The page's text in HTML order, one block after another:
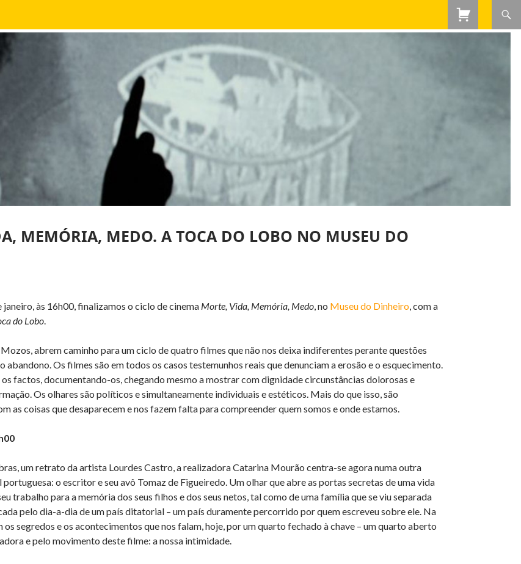
MEMÓRIA, MEDO. A TOCA DO LOBO NO MUSEU DO
às 16h00, finalizamos o ciclo de cinema Morte, Vida, Memória, Medo, no Museu do Dinheiro, com a
do Lobo.
abrem caminho para um ciclo de quatro filmes que não nos deixa indiferentes perante questões
abandono. Os filmes são em todos os casos testemunhos reais que denunciam a erosão e o esquecimento.
factos, documentando-os, chegando mesmo a mostrar com dignidade circunstâncias dolorosas e
Os olhares são políticos e simultaneamente individuais e estéticos. Mais do que isso, são
as coisas que desaparecem e nos fazem falta para compreender quem somos e onde estamos.
um retrato da artista Lourdes Castro, a realizadora Catarina Mourão centra-se agora numa outra
o escritor e seu avô Tomaz de Figueiredo. Um olhar que abre as portas secretas de uma vida
trabalho para a memória dos seus filhos e dos seus netos, tal como de uma família que se viu separada
pelo dia-a-dia de um país ditatorial – um país duramente percorrido por quem escreveu sobre ele. Na
os segredos e os acontecimentos que nos falam, hoje, por um quarto fechado à chave – um quarto aberto
e pelo movimento deste filme: a nossa intimidade.